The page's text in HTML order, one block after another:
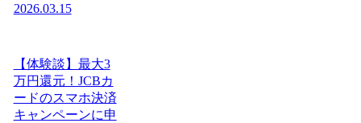
2026.03.15
【体験談】最大3
万円還元！JCBカ
ードのスマホ決済
キャンペーンに申